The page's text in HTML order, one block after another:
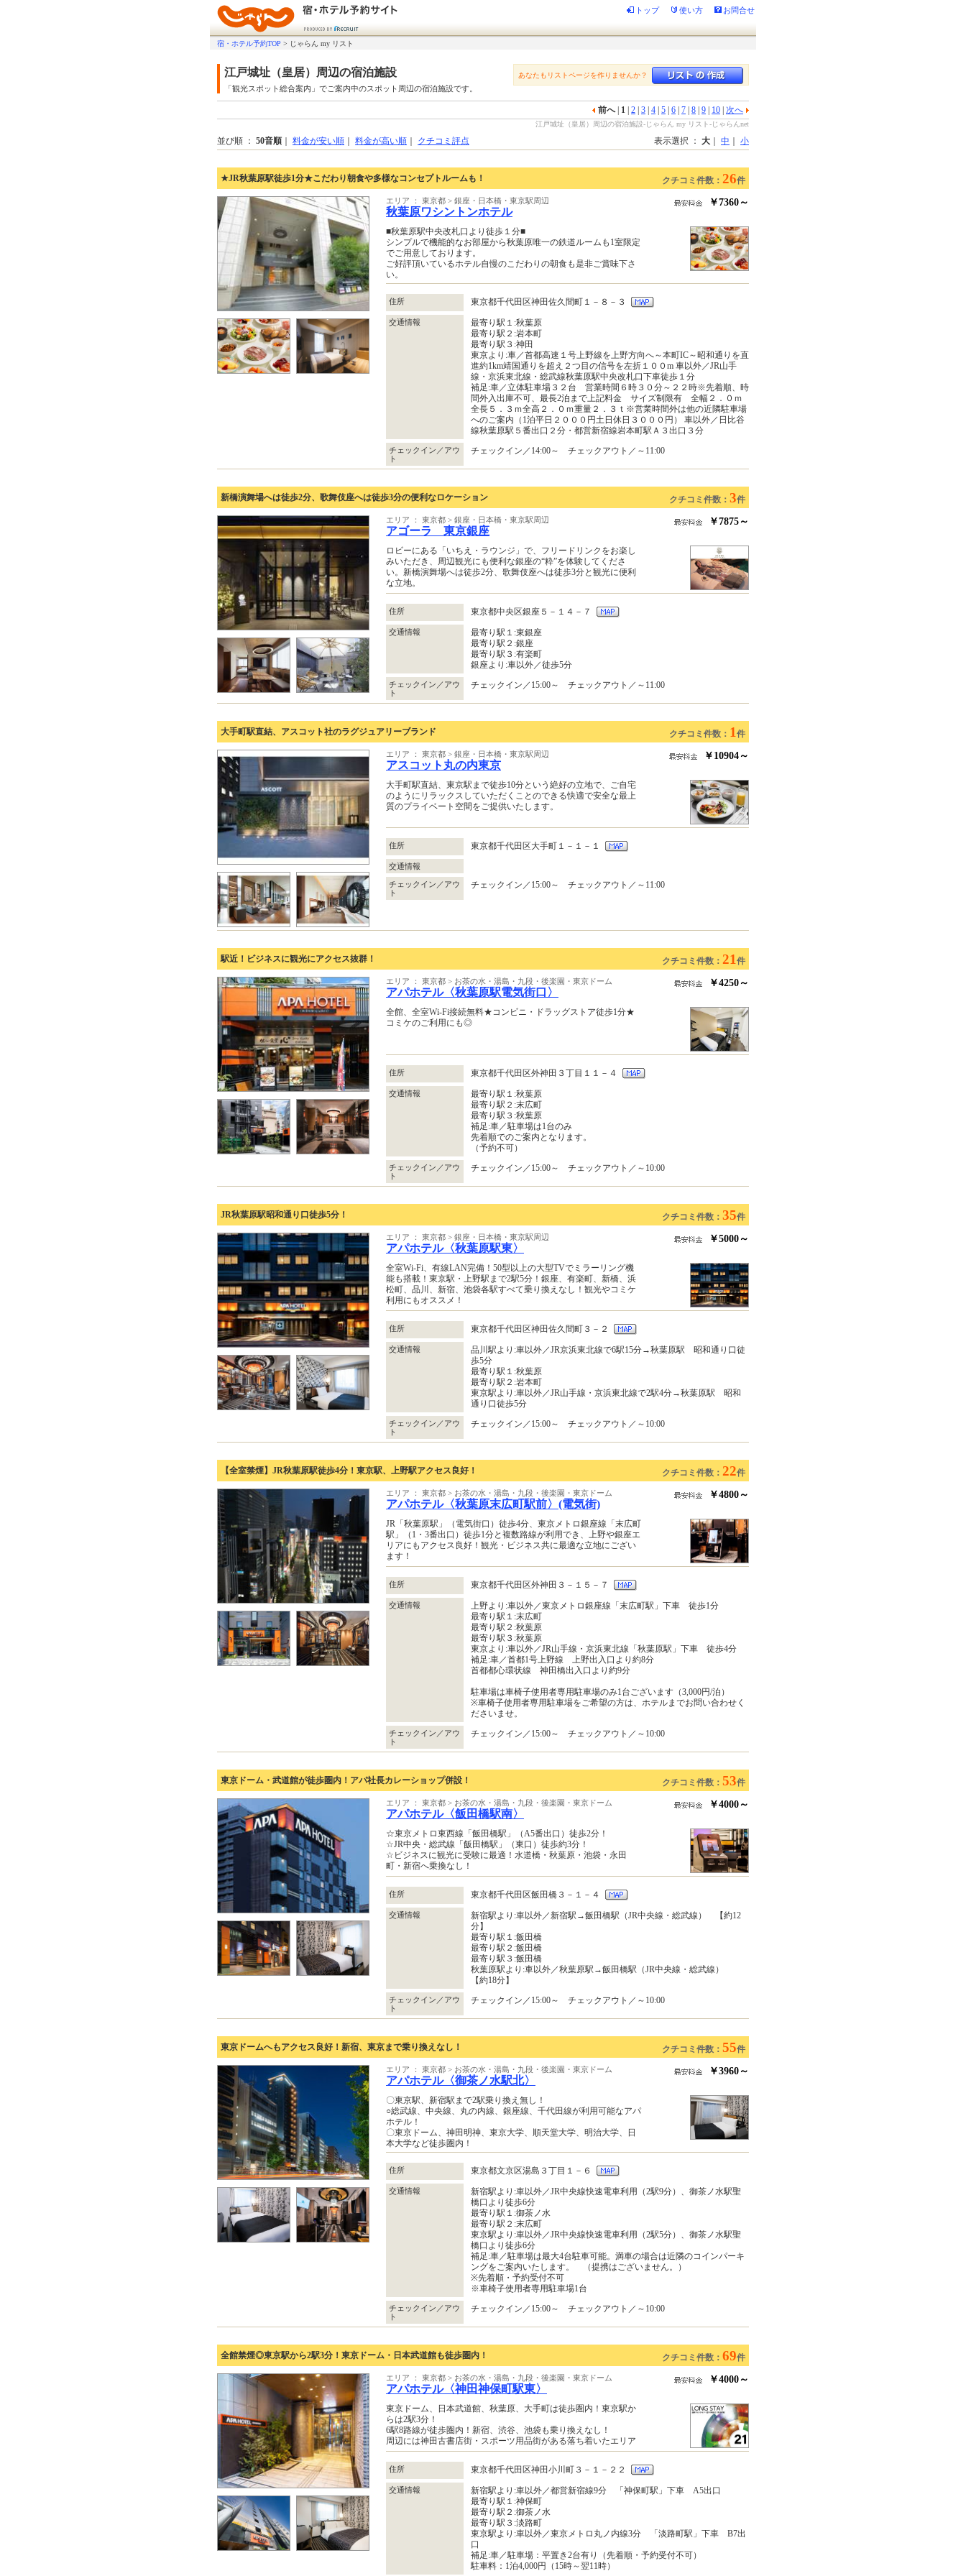
トップ 使い方 お問合せ
宿・ホテル予約TOP > じゃらん my リスト
江戸城址（皇居）周辺の宿泊施設
「観光スポット総合案内」でご案内中のスポット周辺の宿泊施設です。
あなたもリストページを作りませんか？
前へ| 1 2 3 4 5 6 7 8 9 10 次へ
江戸城址（皇居）周辺の宿泊施設-じゃらん my リスト-じゃらんnet
並び順 ： 50音順 料金が安い順 料金が高い順 クチコミ評点 表示選択 ： 大 中 小
★JR秋葉原駅徒歩1分★こだわり朝食や多様なコンセプトルームも！ クチコミ件数： 26件
エリア ： 東京都 > 銀座・日本橋・東京駅周辺
秋葉原ワシントンホテル
￥7360～
■秋葉原駅中央改札口より徒歩１分■
シンプルで機能的なお部屋から秋葉原唯一の鉄道ルームも1室限定
でご用意しております。
ご好評頂いているホテル自慢のこだわりの朝食も是非ご賞味下さ
い。
住所 東京都千代田区神田佐久間町１－８－３
交通情報
最寄り駅１:秋葉原
最寄り駅２:岩本町
最寄り駅３:神田
東京より:車／首都高速１号上野線を上野方向へ～本町IC～昭和通りを直
進約1km靖国通りを超え２つ目の信号を左折１００m 車以外／JR山手
線・京浜東北線・総武線秋葉原駅中央改札口下車徒歩１分
補足:車／立体駐車場３２台 営業時間６時３０分～２２時※先着順、時
間外入出庫不可、最長2泊まで上記料金 サイズ制限有 全幅２．０ｍ
全長５．３ｍ全高２．０ｍ重量２．３ｔ※営業時間外は他の近隣駐車場
へのご案内（1泊平日２０００円土日休日３０００円） 車以外／日比谷
線秋葉原駅５番出口２分・都営新宿線岩本町駅Ａ３出口３分
チェックイン／アウ
ト
チェックイン／14:00～ チェックアウト／～11:00
新橋演舞場へは徒歩2分、歌舞伎座へは徒歩3分の便利なロケーション クチコミ件数： 3件
エリア ： 東京都 > 銀座・日本橋・東京駅周辺
アゴーラ 東京銀座
￥7875～
ロビーにある「いちえ・ラウンジ」で、フリードリンクをお楽し
みいただき、周辺観光にも便利な銀座の“粋”を体験してくださ
い。新橋演舞場へは徒歩2分、歌舞伎座へは徒歩3分と観光に便利
な立地。
住所 東京都中央区銀座５－１４－７
交通情報
最寄り駅１:東銀座
最寄り駅２:銀座
最寄り駅３:有楽町
銀座より:車以外／徒歩5分
チェックイン／アウ
ト
チェックイン／15:00～ チェックアウト／～11:00
大手町駅直結、アスコット社のラグジュアリーブランド クチコミ件数： 1 件
エリア ： 東京都 > 銀座・日本橋・東京駅周辺
アスコット丸の内東京
￥10904～
大手町駅直結、東京駅まで徒歩10分という絶好の立地で、ご自宅
のようにリラックスしていただくことのできる快適で安全な最上
質のプライベート空間をご提供いたします。
住所 東京都千代田区大手町１－１－１
交通情報
チェックイン／アウ
ト
チェックイン／15:00～ チェックアウト／～11:00
駅近！ビジネスに観光にアクセス抜群！ クチコミ件数： 21 件
エリア ： 東京都 > お茶の水・湯島・九段・後楽園・東京ドーム
アパホテル〈秋葉原駅電気街口〉
￥4250～
全館、全室Wi-Fi接続無料★コンビニ・ドラッグストア徒歩1分★
コミケのご利用にも◎
住所 東京都千代田区外神田３丁目１１－４
交通情報
最寄り駅１:秋葉原
最寄り駅２:末広町
最寄り駅３:秋葉原
補足:車／駐車場は1台のみ
先着順でのご案内となります。
（予約不可）
チェックイン／アウ
ト
チェックイン／15:00～ チェックアウト／～10:00
JR秋葉原駅昭和通り口徒歩5分！ クチコミ件数： 35件
エリア ： 東京都 > 銀座・日本橋・東京駅周辺
アパホテル〈秋葉原駅東〉
￥5000～
全室Wi-Fi、有線LAN完備！50型以上の大型TVでミラーリング機
能も搭載！東京駅・上野駅まで2駅5分！銀座、有楽町、新橋、浜
松町、品川、新宿、池袋各駅すべて乗り換えなし！観光やコミケ
利用にもオススメ！
住所 東京都千代田区神田佐久間町３－２
交通情報
品川駅より:車以外／JR京浜東北線で6駅15分→秋葉原駅 昭和通り口徒
歩5分
最寄り駅１:秋葉原
最寄り駅２:岩本町
東京駅より:車以外／JR山手線・京浜東北線で2駅4分→秋葉原駅 昭和
通り口徒歩5分
チェックイン／アウ
ト
チェックイン／15:00～ チェックアウト／～10:00
【全室禁煙】JR秋葉原駅徒歩4分！東京駅、上野駅アクセス良好！ クチコミ件数： 22件
エリア ： 東京都 > お茶の水・湯島・九段・後楽園・東京ドーム
アパホテル〈秋葉原末広町駅前〉(電気街)
￥4800～
JR「秋葉原駅」（電気街口）徒歩4分、東京メトロ銀座線「末広町
駅」（1・3番出口）徒歩1分と複数路線が利用でき、上野や銀座エ
リアにもアクセス良好！観光・ビジネス共に最適な立地にござい
ます！
住所 東京都千代田区外神田３－１５－７
交通情報
上野より:車以外／東京メトロ銀座線「末広町駅」下車 徒歩1分
最寄り駅１:末広町
最寄り駅２:秋葉原
最寄り駅３:秋葉原
東京より:車以外／JR山手線・京浜東北線「秋葉原駅」下車 徒歩4分
補足:車／首都1号上野線 上野出入口より約8分
首都都心環状線 神田橋出入口より約9分
駐車場は車椅子使用者専用駐車場のみ1台ございます（3,000円/泊）
※車椅子使用者専用駐車場をご希望の方は、ホテルまでお問い合わせく
ださいませ。
チェックイン／アウ
ト
チェックイン／15:00～ チェックアウト／～10:00
東京ドーム・武道館が徒歩圏内！アパ社長カレーショップ併設！ クチコミ件数： 53件
エリア ： 東京都 > お茶の水・湯島・九段・後楽園・東京ドーム
アパホテル〈飯田橋駅南〉
￥4000～
☆東京メトロ東西線「飯田橋駅」（A5番出口）徒歩2分！
☆JR中央・総武線「飯田橋駅」（東口）徒歩約3分！
☆ビジネスに観光に受験に最適！水道橋・秋葉原・池袋・永田
町・新宿へ乗換なし！
住所 東京都千代田区飯田橋３－１－４
交通情報
新宿駅より:車以外／新宿駅→飯田橋駅（JR中央線・総武線） 【約12
分】
最寄り駅１:飯田橋
最寄り駅２:飯田橋
最寄り駅３:飯田橋
秋葉原駅より:車以外／秋葉原駅→飯田橋駅（JR中央線・総武線）
【約18分】
チェックイン／アウ
ト
チェックイン／15:00～ チェックアウト／～10:00
東京ドームへもアクセス良好！新宿、東京まで乗り換えなし！ クチコミ件数： 55件
エリア ： 東京都 > お茶の水・湯島・九段・後楽園・東京ドーム
アパホテル〈御茶ノ水駅北〉
￥3960～
〇東京駅、新宿駅まで2駅乗り換え無し！
○総武線、中央線、丸の内線、銀座線、千代田線が利用可能なアパ
ホテル！
〇東京ドーム、神田明神、東京大学、順天堂大学、明治大学、日
本大学など徒歩圏内！
住所 東京都文京区湯島３丁目１－６
交通情報
新宿駅より:車以外／JR中央線快速電車利用（2駅9分）、御茶ノ水駅聖
橋口より徒歩6分
最寄り駅１:御茶ノ水
最寄り駅２:末広町
東京駅より:車以外／JR中央線快速電車利用（2駅5分）、御茶ノ水駅聖
橋口より徒歩6分
補足:車／駐車場は最大4台駐車可能。満車の場合は近隣のコインパーキ
ングをご案内いたします。 （提携はございません。）
※先着順・予約受付不可
※車椅子使用者専用駐車場1台
チェックイン／アウ
ト
チェックイン／15:00～ チェックアウト／～10:00
全館禁煙◎東京駅から2駅3分！東京ドーム・日本武道館も徒歩圏内！ クチコミ件数： 69件
エリア ： 東京都 > お茶の水・湯島・九段・後楽園・東京ドーム
アパホテル〈神田神保町駅東〉
￥4000～
東京ドーム、日本武道館、秋葉原、大手町は徒歩圏内！東京駅か
らは2駅3分！
6駅8路線が徒歩圏内！新宿、渋谷、池袋も乗り換えなし！
周辺には神田古書店街・スポーツ用品街がある落ち着いたエリア
住所 東京都千代田区神田小川町３－１－２２
交通情報
新宿駅より:車以外／都営新宿線9分 「神保町駅」下車 A5出口
最寄り駅１:神保町
最寄り駅２:御茶ノ水
最寄り駅３:淡路町
東京駅より:車以外／東京メトロ丸ノ内線3分 「淡路町駅」下車 B7出
口
補足:車／駐車場：平置き2台有り（先着順・予約受付不可）
駐車料：1泊4,000円（15時～翌11時）